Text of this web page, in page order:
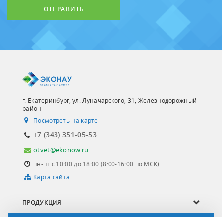
ОТПРАВИТЬ
г. Екатеринбург, ул. Луначарского, 31, Железнодорожный
район
Посмотреть на карте
+7 (343) 351-05-53
otvet@ekonow.ru
пн-пт с 10:00 до 18:00 (8:00-16:00 по МСК)
Карта сайта
ПРОДУКЦИЯ